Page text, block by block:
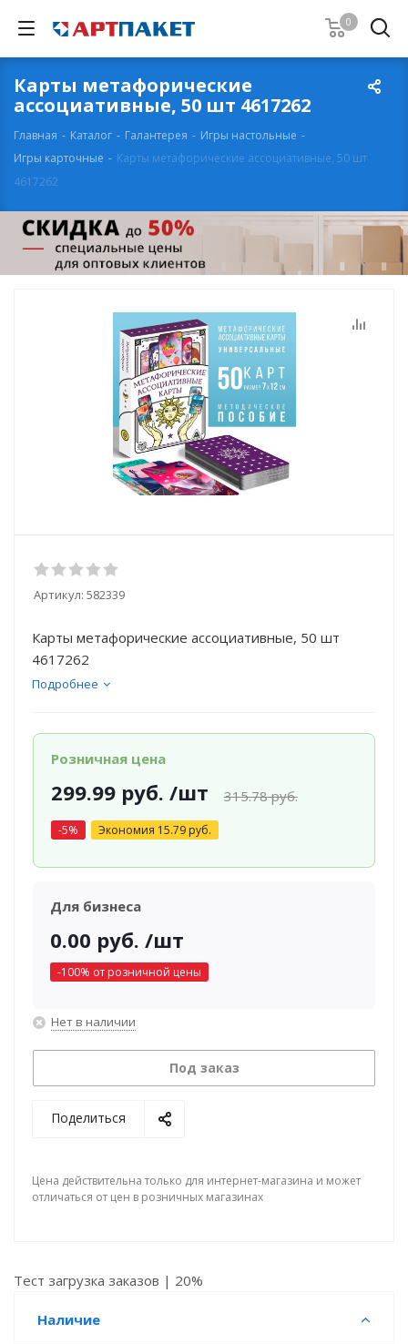
0
Карты метафорические
ассоциативные, 50 шт 4617262
Главная - Каталог - Галантерея - Игры настольные -
Игры карточные - Карты метафорические ассоциативные, 50 шт
4617262
Артикул: 582339
Карты метафорические ассоциативные, 50 шт
4617262
Подробнее
Розничная цена
299.99руб. /шт 315.78руб.
-5% Экономия 15.79руб.
Для бизнеса
0.00 руб. /шт
-100% от розничной цены
Нет в наличии
Под заказ
Поделиться
Цена действительна только для интернет-магазина и может
отличаться от цен в розничных магазинах
Тест загрузка заказов | 20%
Наличие